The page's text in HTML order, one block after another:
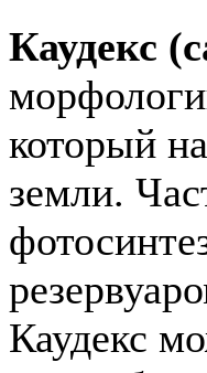
Каудекс
который
земли.
Каудекс